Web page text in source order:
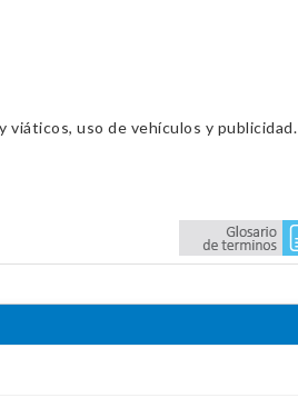
viáticos, uso de vehículos y publicidad.